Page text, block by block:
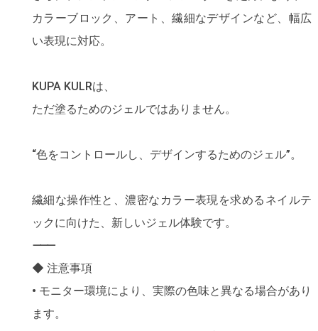
カラーブロック、アート、繊細なデザインなど、幅広
い表現に対応。
KUPA KULRは、
ただ塗るためのジェルではありません。
“色をコントロールし、デザインするためのジェル”。
繊細な操作性と、濃密なカラー表現を求めるネイルテ
ックに向けた、新しいジェル体験です。
⸻
◆ 注意事項
• モニター環境により、実際の色味と異なる場合があり
ます。